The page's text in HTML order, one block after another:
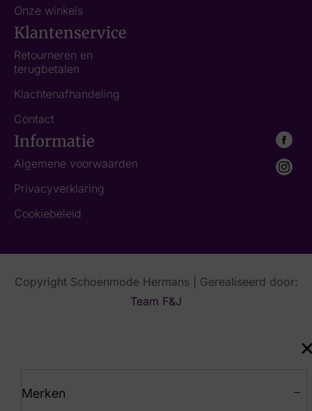
Merken
Onze winkels
Klantenservice
Retourneren en
terugbetalen
Klachtenafhandeling
Contact
Informatie
Algemene voorwaarden
Privacyverklaring
Cookiebeleid
Copyright Schoenmode Hermans | Gerealiseerd door:
Team F&J